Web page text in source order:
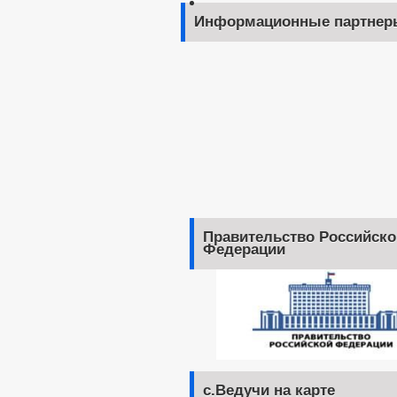
Информационные
Правительство
Федерации
с.Ведучи на карте